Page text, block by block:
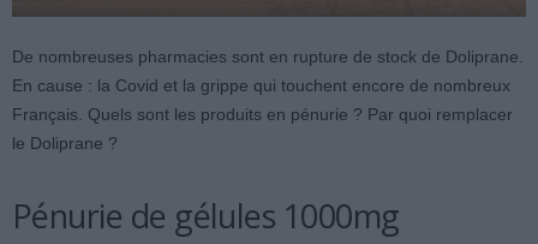
De nombreuses pharmacies sont en rupture de stock de Doliprane.
En cause : la Covid et la grippe qui touchent encore de nombreux
Français. Quels sont les produits en pénurie ? Par quoi remplacer
le Doliprane ?
Pénurie de gélules 1000mg